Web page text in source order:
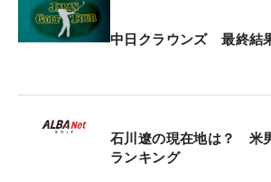
それでも、ショートゲームを中心
そのまま出せたのは良かったと思
いなかったグリーン奥のピンに突
中日クラウンズ 最終結
石川遼の現在地は？ 米
ランキング